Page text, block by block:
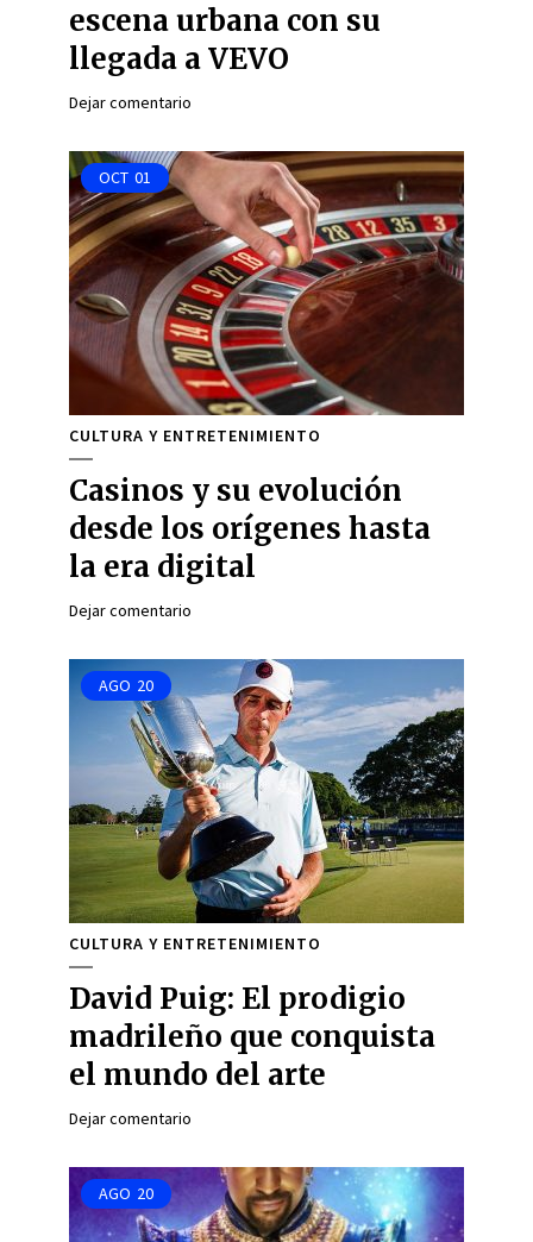
escena urbana con su
llegada a VEVO
Dejar comentario
OCT 01
CULTURA Y ENTRETENIMIENTO
Casinos y su evolución
desde los orígenes hasta
la era digital
Dejar comentario
AGO 20
CULTURA Y ENTRETENIMIENTO
David Puig: El prodigio
madrileño que conquista
el mundo del arte
Dejar comentario
AGO 20